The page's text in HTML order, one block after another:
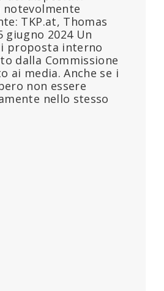
notevolmente
TKP.at, Thomas
giugno 2024 Un
proposta interno
dalla Commissione
ai media. Anche se i
non essere
nello stesso